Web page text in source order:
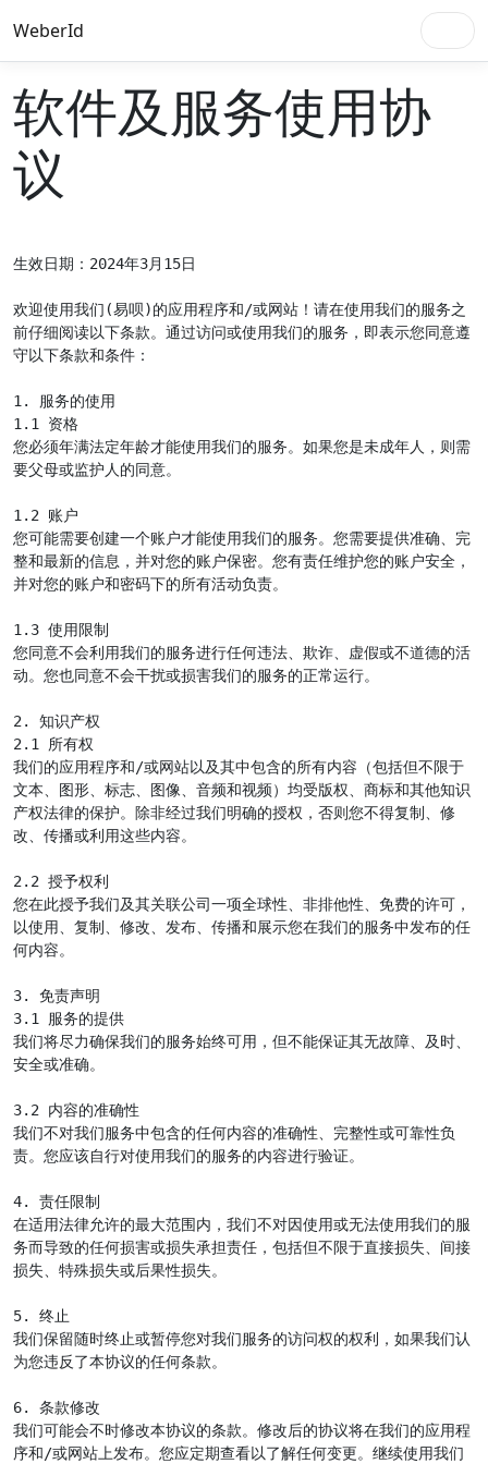
WeberId
软件及服务使用协
议
生效日期：2024年3月15日
欢迎使用我们(易呗)的应用程序和/或网站！请在使用我们的服务之
前仔细阅读以下条款。通过访问或使用我们的服务，即表示您同意遵
守以下条款和条件：
1. 服务的使用
1.1 资格
您必须年满法定年龄才能使用我们的服务。如果您是未成年人，则需
要父母或监护人的同意。
1.2 账户
您可能需要创建一个账户才能使用我们的服务。您需要提供准确、完
整和最新的信息，并对您的账户保密。您有责任维护您的账户安全，
并对您的账户和密码下的所有活动负责。
1.3 使用限制
您同意不会利用我们的服务进行任何违法、欺诈、虚假或不道德的活
动。您也同意不会干扰或损害我们的服务的正常运行。
2. 知识产权
2.1 所有权
我们的应用程序和/或网站以及其中包含的所有内容（包括但不限于
文本、图形、标志、图像、音频和视频）均受版权、商标和其他知识
产权法律的保护。除非经过我们明确的授权，否则您不得复制、修
改、传播或利用这些内容。
2.2 授予权利
您在此授予我们及其关联公司一项全球性、非排他性、免费的许可，
以使用、复制、修改、发布、传播和展示您在我们的服务中发布的任
何内容。
3. 免责声明
3.1 服务的提供
我们将尽力确保我们的服务始终可用，但不能保证其无故障、及时、
安全或准确。
3.2 内容的准确性
我们不对我们服务中包含的任何内容的准确性、完整性或可靠性负
责。您应该自行对使用我们的服务的内容进行验证。
4. 责任限制
在适用法律允许的最大范围内，我们不对因使用或无法使用我们的服
务而导致的任何损害或损失承担责任，包括但不限于直接损失、间接
损失、特殊损失或后果性损失。
5. 终止
我们保留随时终止或暂停您对我们服务的访问权的权利，如果我们认
为您违反了本协议的任何条款。
6. 条款修改
我们可能会不时修改本协议的条款。修改后的协议将在我们的应用程
序和/或网站上发布。您应定期查看以了解任何变更。继续使用我们